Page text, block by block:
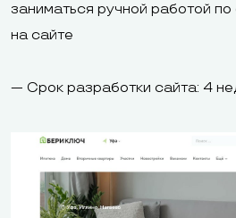
заниматься ручной работой
на сайте
— Срок разработки сайта: 4